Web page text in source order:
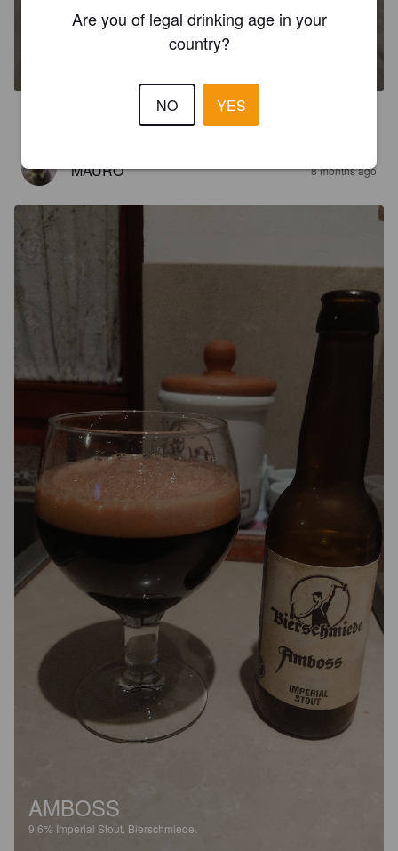
ZUNDER
Bierschmiede.
MAURO 8 months ago
AMBOSS
9.6% Imperial Stout. Bierschmiede.
Are you of legal drinking age in your
country?
NO YES